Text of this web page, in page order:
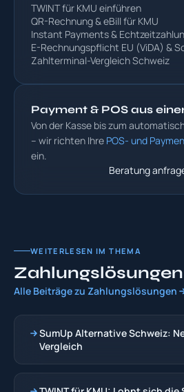
TWINT für KMU einführen
QR-Rechnung & eBill für KMU
Instant Payments &
E-Rechnungspflicht EU (ViDA) &
Zahlterminal-Vergleich Schweiz
Payment & POS aus
Von der Kasse bis zum
– wir richten Ihre POS- und
ein.
Beratung
WEITERLESEN IM THEMA
Zahlungslösungen
Alle Beiträge zu Zahlungslösungen
SumUp Alternative Schweiz:
Vergleich